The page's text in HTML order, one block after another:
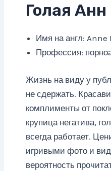
Голая
Имя на англ: Anne
Профессия:
Жизнь на виду у
не сдержать.
комплименты от
крупица негатива,
всегда работает.
игривыми фото и
вероятность